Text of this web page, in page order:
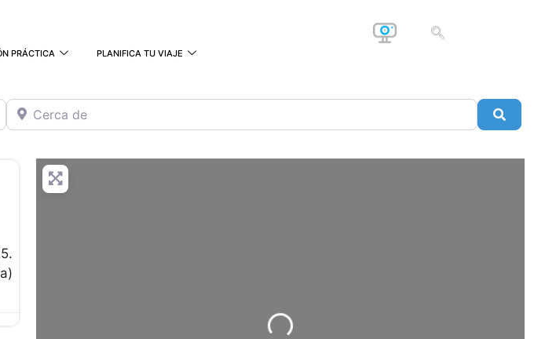
PRÁCTICA PLANIFICA TU VIAJE
Cerca de Buscar